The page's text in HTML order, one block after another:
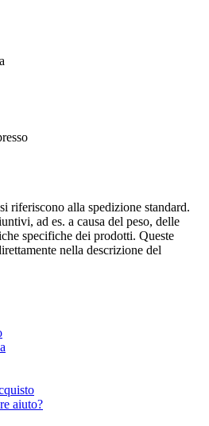
riferiscono alla spedizione standard.
ad es. a causa del peso, delle
specifiche dei prodotti. Queste
nella descrizione del
aiuto?